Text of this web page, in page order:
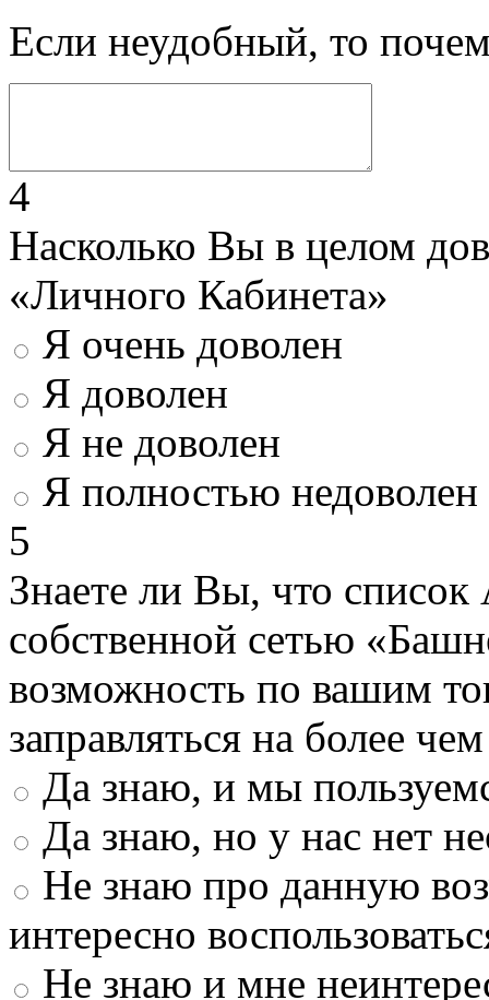
Если неудобный, то
4
Насколько Вы в целом
«Личного Кабинета»
Я очень доволен
Я доволен
Я не доволен
Я полностью недоволен
5
Знаете ли Вы, что
собственной сетью
возможность по вашим
заправляться на более
Да знаю, и мы
Да знаю, но у нас нет
Не знаю про данную
интересно
Не знаю и мне